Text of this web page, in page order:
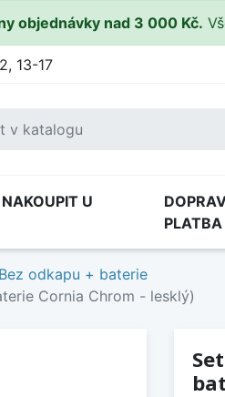
objednávky nad 3 000 Kč.
13-17
U
PLATBA
Bez odkapu + baterie
Cornia Chrom - lesklý)